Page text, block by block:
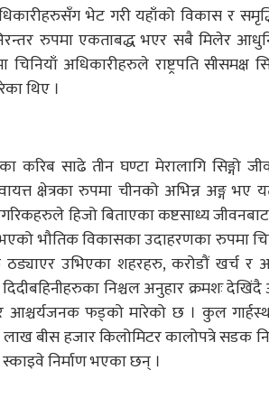
भेट गरी यहाँको विकास र
रुपमा एकताबद्ध भएर सबै मिलेर
चिनियाँ अधिकारीहरुले राष्ट्रपति
थिए ।
करिब साढे तीन घण्टा मेरालागि सिङ्गो
क्षेत्रका रुपमा चीनको अभिन्न अङ्ग भए
हिजो बिताएका कष्टसाध्य
भौतिक विकासका उदाहरणका रुपमा
ठड्याएर उभिएका शहरहरु, करोडौं खर्च
निश्चल अनुहार क्रमशः
फड्को मारेको छ । कुल
बीस हजार किलोमिटर कालोपत्रे सडक
निर्माण भएका छन् ।